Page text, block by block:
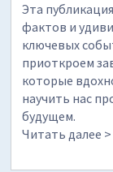
Эта
фактов и
ключевых
приоткроем
которые
научить нас
будущем.
Читать далее >